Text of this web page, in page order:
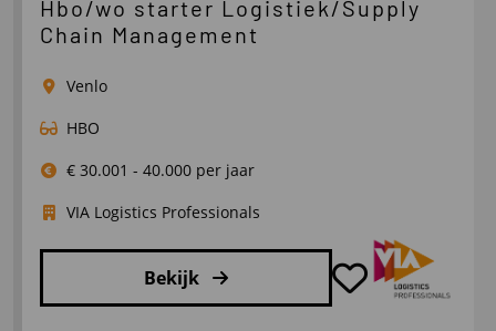
Hbo/wo starter Logistiek/Supply
Chain Management
Venlo
HBO
€ 30.001 - 40.000 per jaar
VIA Logistics Professionals
Bekijk